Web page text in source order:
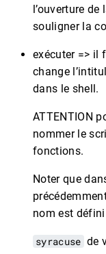
l’ouverture
souligner la
exécuter => il
change
dans le shell.
ATTENTION
nommer le
fonctions.
Noter que
nom est défini
syracuse de